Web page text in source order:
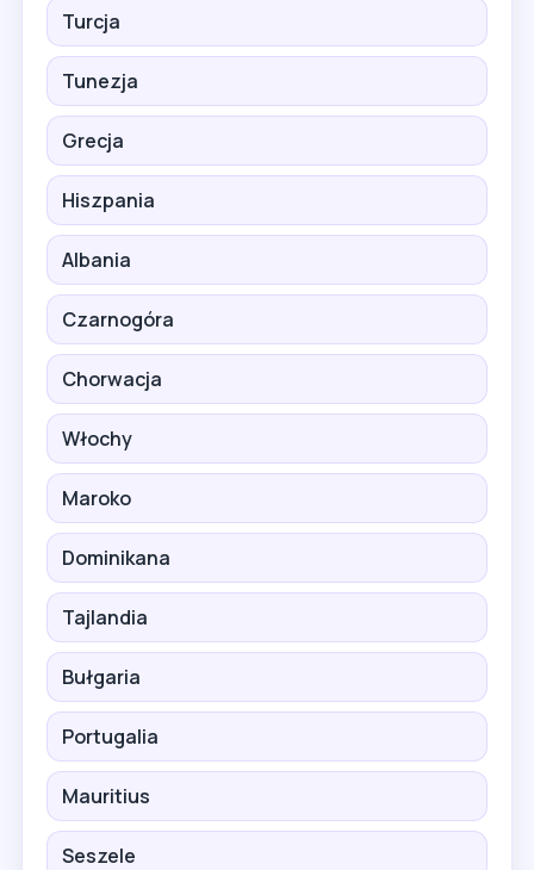
Turcja
Tunezja
Grecja
Hiszpania
Albania
Czarnogóra
Chorwacja
Włochy
Maroko
Dominikana
Tajlandia
Bułgaria
Portugalia
Mauritius
Seszele